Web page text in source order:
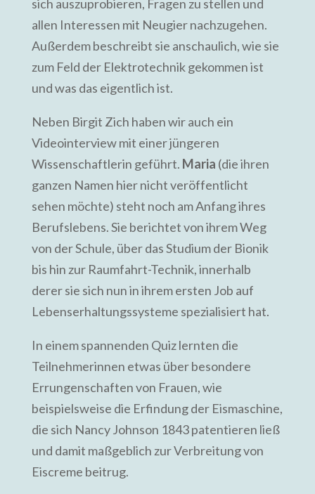
sich auszuprobieren, Fragen zu stellen und
allen Interessen mit Neugier nachzugehen.
Außerdem beschreibt sie anschaulich, wie sie
zum Feld der Elektrotechnik gekommen ist
und was das eigentlich ist.
Neben Birgit Zich haben wir auch ein
Videointerview mit einer jüngeren
Wissenschaftlerin geführt. Maria (die ihren
ganzen Namen hier nicht veröffentlicht
sehen möchte) steht noch am Anfang ihres
Berufslebens. Sie berichtet von ihrem Weg
von der Schule, über das Studium der Bionik
bis hin zur Raumfahrt-Technik, innerhalb
derer sie sich nun in ihrem ersten Job auf
Lebenserhaltungssysteme spezialisiert hat.
In einem spannenden Quiz lernten die
Teilnehmerinnen etwas über besondere
Errungenschaften von Frauen, wie
beispielsweise die Erfindung der Eismaschine,
die sich Nancy Johnson 1843 patentieren ließ
und damit maßgeblich zur Verbreitung von
Eiscreme beitrug.